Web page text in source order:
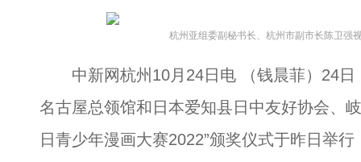
杭州亚组委副秘书长、杭州市副市长陈卫
中新网杭州10月24日电 （钱晨菲）24日
名古屋总领馆和日本爱知县日中友好协会、
日青少年漫画大赛2022”颁奖仪式于昨日举